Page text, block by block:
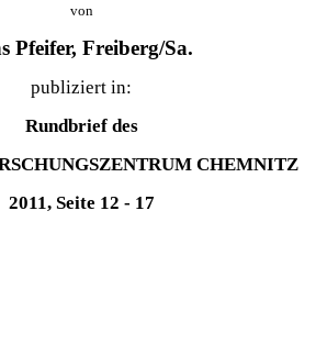
von
Pfeifer, Freiberg/Sa.
publiziert in:
Rundbrief des
CHEMNITZ
2011, Seite 12 - 17